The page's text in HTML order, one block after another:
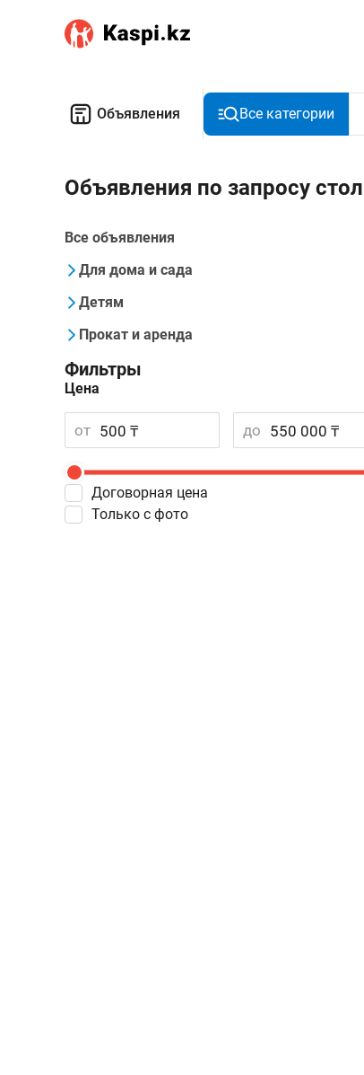
Объявления Все категории
Объявления по запросу
Все объявления
Для дома и сада
Детям
Прокат и аренда
Фильтры
Цена
от до
Договорная цена
Только с фото